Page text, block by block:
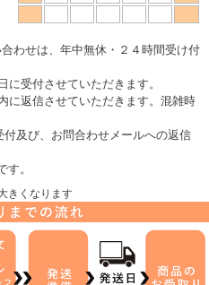
わせは、年中無休・２４時間受け付
受付させていただきます。
に返信させていただきます。混雑時
及び、お問合わせメールへの返信
す。
きくなります